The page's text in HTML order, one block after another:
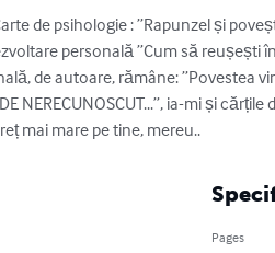
de psihologie : ”Rapunzel și
personală ”Cum să reușești
de autoare, rămâne: ”Povestea
NERECUNOSCUT...”, ia-mi și cărțile
mai mare pe tine, mereu..
Pages